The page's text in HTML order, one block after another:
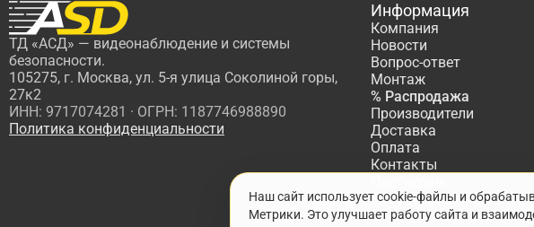
ТД «АСД» — видеонаблюдение и системы
безопасности.
105275, г. Москва, ул. 5-я улица Соколиной горы,
27к2
ИНН: 9717074281 · ОГРН: 1187746988890
Политика конфиденциальности
Информация
Компания
Новости
Вопрос-ответ
Монтаж
% Распродажа
Производители
Доставка
Оплата
Контакты
Проектирование
Наш сайт использует cookie-файлы и
Метрики. Это улучшает работу сайта и